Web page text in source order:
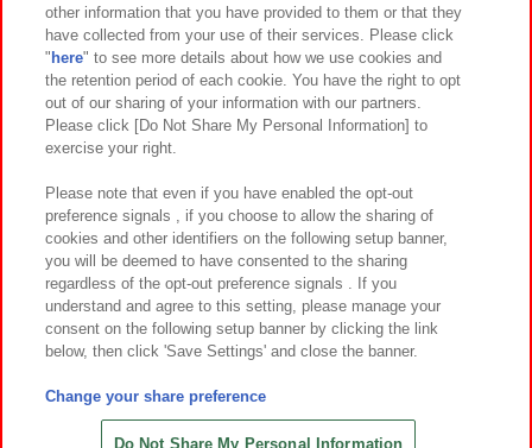
関連会社 サステナビリティ サイトポリシー
プライバシーポリシー ウェブアクセシビリティ方針と検証結果
お取引先さまとともに
カスタマーハラスメント対応方針 よくあるご質問・お問い合わせ
©Bandai Namco Amusement Inc.
©Bandai Namco Amusement Lab Inc.
©HANAYASHIKI Co., Ltd. All Rights Reserved.
other information that you have provided to them or that they
have collected from your use of their services. Please click
" here" to see more details about how we use cookies and
the retention period of each cookie. You have the right to opt
out of our sharing of your information with our partners.
Please click [Do Not Share My Personal Information] to
exercise your right.
Please note that even if you have enabled the opt-out
preference signals , if you choose to allow the sharing of
cookies and other identifiers on the following setup banner,
you will be deemed to have consented to the sharing
regardless of the opt-out preference signals . If you
understand and agree to this setting, please manage your
consent on the following setup banner by clicking the link
below, then click 'Save Settings' and close the banner.
Change your share preference
Do Not Share My Personal Information